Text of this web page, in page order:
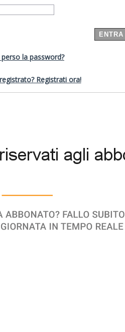
perso la password?
Registrati ora!